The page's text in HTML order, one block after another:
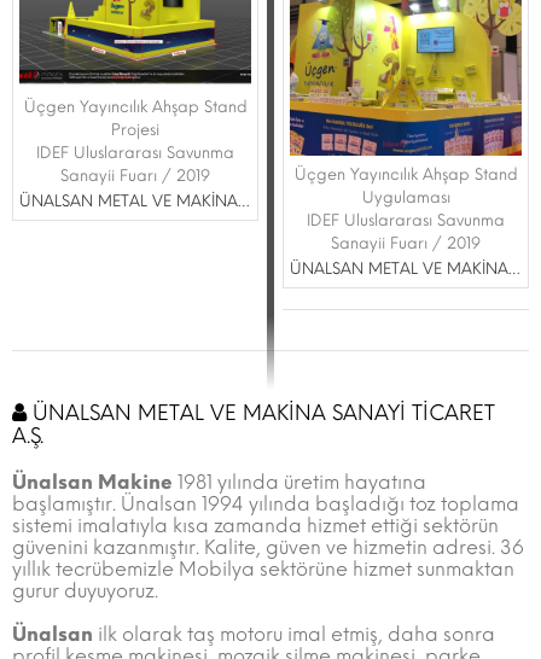
Üçgen Yayıncılık Ahşap Stand
Projesi
IDEF Uluslararası Savunma
Sanayii Fuarı / 2019
Üçgen Yayıncılık Ahşap Stand
Uygulaması
IDEF Uluslararası Savunma
Sanayii Fuarı / 2019
ÜNALSAN METAL VE MAKİNA SANAYİ TİCARET A.Ş.
ÜNALSAN METAL VE MAKİNA SANAYİ TİCARET
A.Ş.
Ünalsan Makine 1981 yılında üretim hayatına
başlamıştır. Ünalsan 1994 yılında başladığı toz toplama
sistemi imalatıyla kısa zamanda hizmet ettiği sektörün
güvenini kazanmıştır. Kalite, güven ve hizmetin adresi. 36
yıllık tecrübemizle Mobilya sektörüne hizmet sunmaktan
gurur duyuyoruz.
Ünalsan ilk olarak taş motoru imal etmiş, daha sonra